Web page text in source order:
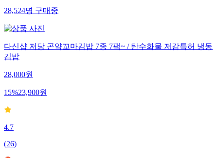
28,524명구매중
다신샵 저당 곤약꼬마김밥 7종 7팩~ / 탄수화물 저감특허 냉동
김밥
28,000원
15%23,900원
4.7
(26)